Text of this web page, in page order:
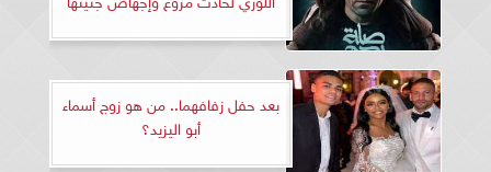
بعد حفل زفافهما.. من هو زوج أسماء
أبو اليزيد؟